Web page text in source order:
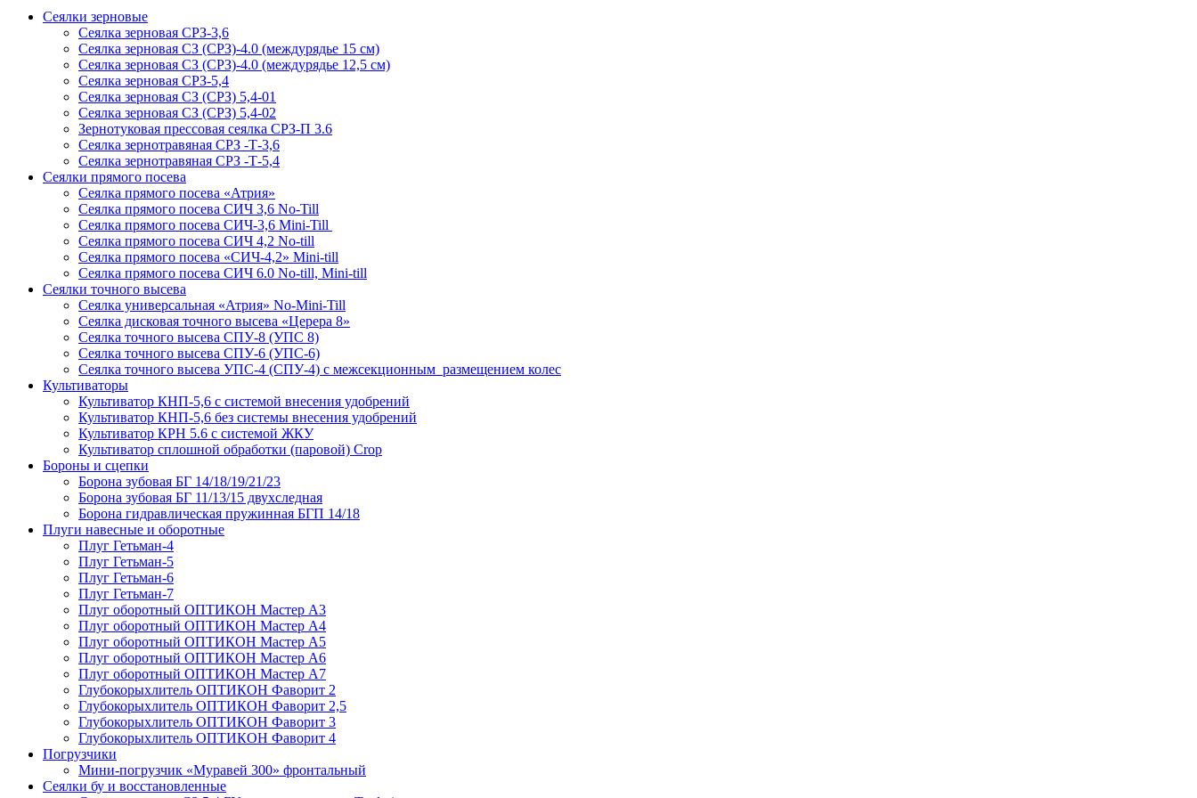
Сеялки зерновые
Сеялка зерновая СРЗ-3,6
Сеялка зерновая СЗ (СРЗ)-4.0 (междурядье 15 см)
Сеялка зерновая СЗ (СРЗ)-4.0 (междурядье 12,5 см)
Сеялка зерновая СРЗ-5,4
Сеялка зерновая СЗ (СРЗ) 5,4-01
Сеялка зерновая СЗ (СРЗ) 5,4-02
Зернотуковая прессовая сеялка СРЗ-П 3.6
Сеялка зернотравяная СРЗ -Т-3,6
Сеялка зернотравяная СРЗ -Т-5,4
Сеялки прямого посева
Сеялка прямого посева «Атрия»
Сеялка прямого посева СИЧ 3,6 No-Till
Сеялка прямого посева СИЧ-3,6 Mini-Till
Сеялка прямого посева СИЧ 4,2 No-till
Сеялка прямого посева «СИЧ-4,2» Mini-till
Сеялка прямого посева СИЧ 6.0 No-till, Mini-till
Сеялки точного высева
Сеялка универсальная «Атрия» No-Mini-Till
Сеялка дисковая точного высева «Церера 8»
Сеялка точного высева СПУ-8 (УПС 8)
Сеялка точного высева СПУ-6 (УПС-6)
Сеялка точного высева УПС-4 (СПУ-4) с межсекционным размещением колес
Культиваторы
Культиватор КНП-5,6 с системой внесения удобрений
Культиватор КНП-5,6 без системы внесения удобрений
Культиватор КРН 5.6 с системой ЖКУ
Культиватор сплошной обработки (паровой) Crop
Бороны и сцепки
Борона зубовая БГ 14/18/19/21/23
Борона зубовая БГ 11/13/15 двухследная
Борона гидравлическая пружинная БГП 14/18
Плуги навесные и оборотные
Плуг Гетьман-4
Плуг Гетьман-5
Плуг Гетьман-6
Плуг Гетьман-7
Плуг оборотный ОПТИКОН Мастер А3
Плуг оборотный ОПТИКОН Мастер А4
Плуг оборотный ОПТИКОН Мастер А5
Плуг оборотный ОПТИКОН Мастер А6
Плуг оборотный ОПТИКОН Мастер А7
Глубокорыхлитель ОПТИКОН Фаворит 2
Глубокорыхлитель ОПТИКОН Фаворит 2,5
Глубокорыхлитель ОПТИКОН Фаворит 3
Глубокорыхлитель ОПТИКОН Фаворит 4
Погрузчики
Мини-погрузчик «Муравей 300» фронтальный
Сеялки бу и восстановленные